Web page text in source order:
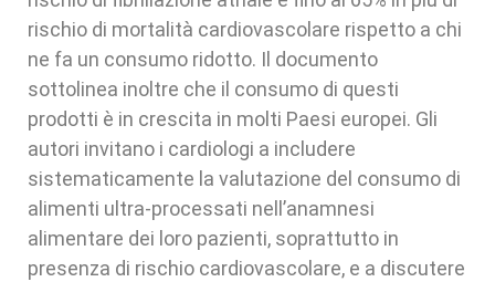
rischio di mortalità cardiovascolare rispetto a chi
ne fa un consumo ridotto. Il documento
sottolinea inoltre che il consumo di questi
prodotti è in crescita in molti Paesi europei. Gli
autori invitano i cardiologi a includere
sistematicamente la valutazione del consumo di
alimenti ultra-processati nell’anamnesi
alimentare dei loro pazienti, soprattutto in
presenza di rischio cardiovascolare, e a discutere